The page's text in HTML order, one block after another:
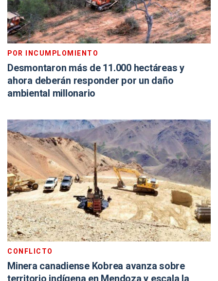
POR INCUMPLOMIENTO
Desmontaron más de 11.000 hectáreas y
ahora deberán responder por un daño
ambiental millonario
CONFLICTO
Minera canadiense Kobrea avanza sobre